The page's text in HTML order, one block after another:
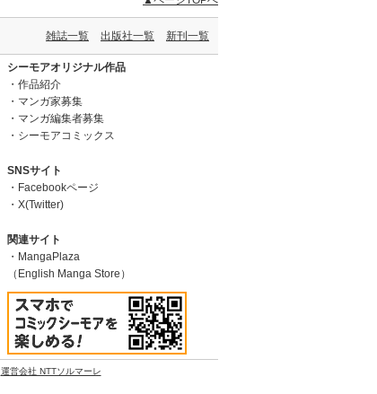
雑誌一覧 出版社一覧 新刊一覧
シーモアオリジナル作品
作品紹介
マンガ家募集
マンガ編集者募集
シーモアコミックス
SNSサイト
Facebookページ
X(Twitter)
関連サイト
MangaPlaza
（English Manga Store）
運営会社 NTTソルマーレ